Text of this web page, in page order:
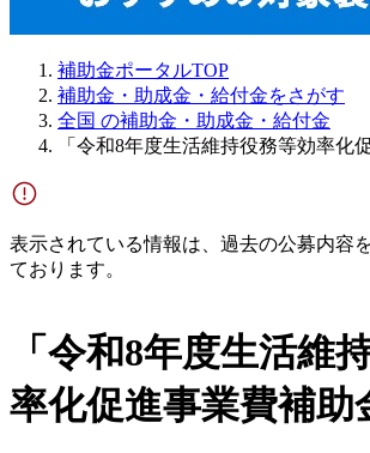
補助金ポータルTOP
補助金・助成金・給付金をさがす
全国 の補助金・助成金・給付金
「令和8年度生活維持役務等効率化
表示されている情報は、過去の公募内容
ております。
「令和8年度生活維
率化促進事業費補助